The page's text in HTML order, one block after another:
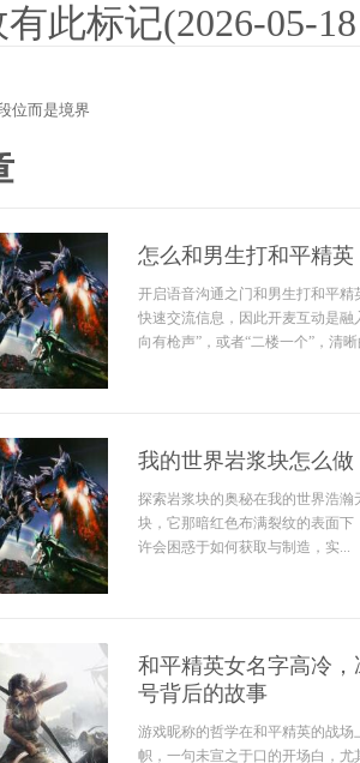
此标记(2026-05-
位而是境界
怎么和男生打和平精
开启语音沟通之门和男生打和平
快速交流信息，因此开麦互动是
向有枪声”，或者“二楼一个”，清
我的世界岩浆块怎么
探索岩浆块的奥秘在我的世界浩
块，它那暗红色布满裂纹的表面
许会困惑于如何获取与制造，实...
和平精英女名字高冷
号背后的故事
游戏昵称的哲学在和平精英的战
帜，一句未宣之于口的开场白，